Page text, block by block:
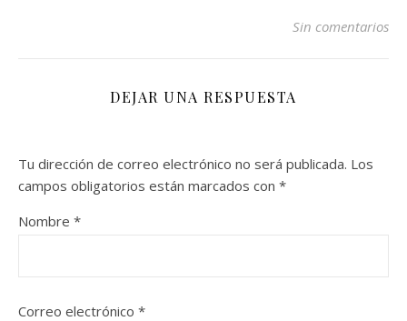
Sin comentarios
DEJAR UNA RESPUESTA
Tu dirección de correo electrónico no será publicada. Los
campos obligatorios están marcados con *
Nombre *
Correo electrónico *